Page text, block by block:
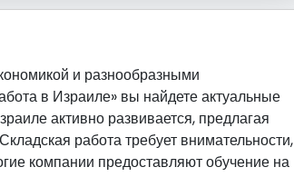
и разнообразными
в Израиле» вы найдете актуальные
активно развивается, предлагая
работа требует внимательности,
компании предоставляют обучение на